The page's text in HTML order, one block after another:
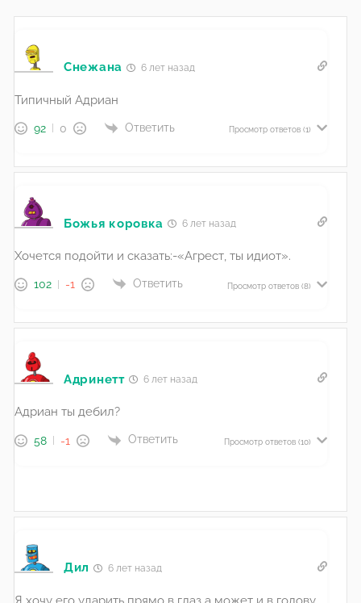
Снежана 6 лет назад
Типичный Адриан
92 0 Ответить Просмотр ответов (1)
Божья коровка 6 лет назад
Хочется подойти и сказать:-«Агрест, ты идиот».
102 -1 Ответить Просмотр ответов (8)
Адринетт 6 лет назад
Адриан ты дебил?
58 -1 Ответить Просмотр ответов (10)
Дил 6 лет назад